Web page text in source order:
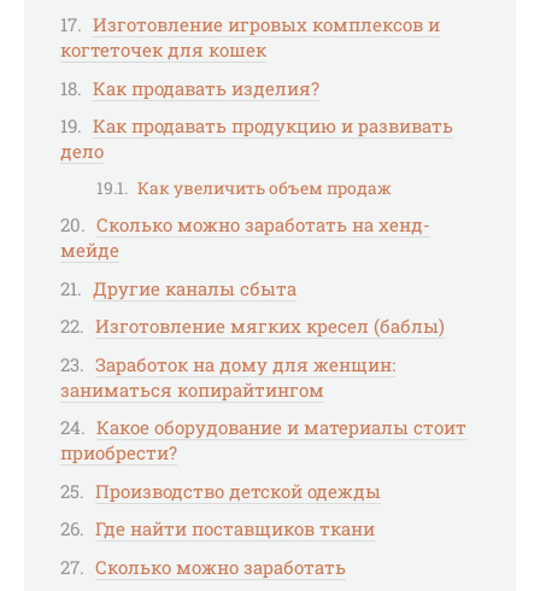
Изготовление игровых комплексов и
когтеточек для кошек
Как продавать изделия?
Как продавать продукцию и развивать
дело
Как увеличить объем продаж
Сколько можно заработать на хенд-
мейде
Другие каналы сбыта
Изготовление мягких кресел (баблы)
Заработок на дому для женщин:
заниматься копирайтингом
Какое оборудование и материалы стоит
приобрести?
Производство детской одежды
Где найти поставщиков ткани
Сколько можно заработать